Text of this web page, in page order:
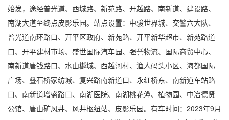
始发，途经普光道、西城路、新苑路、开越路、南新道、建设路、
南湖大道至终点皮影乐园。站点设置：中骏世界城、交警六大队、
普光道南环路口、开平区政府、新苑路、开平新华超市、新苑路道
口、开平建材市场、盛世国际汽车园、强誉物流、国际商贸中心、
南新道唐钱路口、水山樾城、西越河村、渔人码头小区、海都国际
广场、叠石桥家纺城、复兴路南新道口、永红桥东、南新道车站路
口、南新道增盛路口、南湖医院、南湖桃花潭、植物园、中冶德贤
公馆、唐山矿风井、风井枢纽站、皮影乐园。有车时间：2023年9月